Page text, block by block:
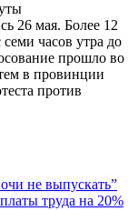
26 мая. Более 12
часов утра до
прошло во
в провинции
против
не выпускать”
труда на 20%